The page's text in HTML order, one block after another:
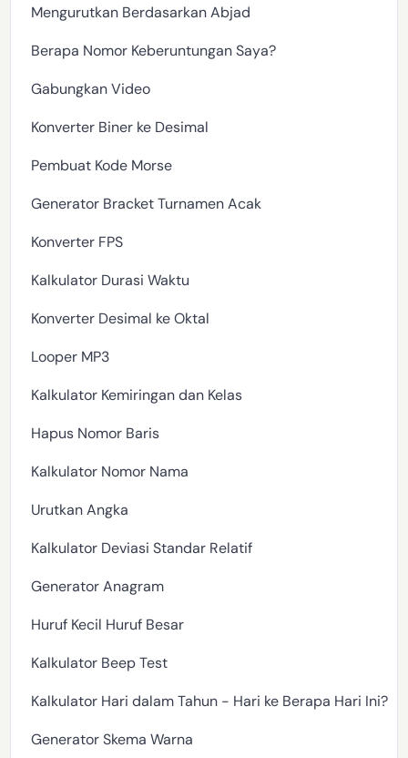
Mengurutkan Berdasarkan Abjad
Berapa Nomor Keberuntungan Saya?
Gabungkan Video
Konverter Biner ke Desimal
Pembuat Kode Morse
Generator Bracket Turnamen Acak
Konverter FPS
Kalkulator Durasi Waktu
Konverter Desimal ke Oktal
Looper MP3
Kalkulator Kemiringan dan Kelas
Hapus Nomor Baris
Kalkulator Nomor Nama
Urutkan Angka
Kalkulator Deviasi Standar Relatif
Generator Anagram
Huruf Kecil Huruf Besar
Kalkulator Beep Test
Kalkulator Hari dalam Tahun - Hari ke Berapa Hari Ini?
Generator Skema Warna